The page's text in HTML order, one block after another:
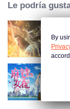
Le podría
By